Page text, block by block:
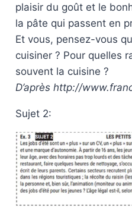
plaisir du goût et le
la pâte qui passent en
Et vous, pensez-vous
cuisiner ? Pour quelles
souvent la cuisine ?
D’après http://
Sujet 2: